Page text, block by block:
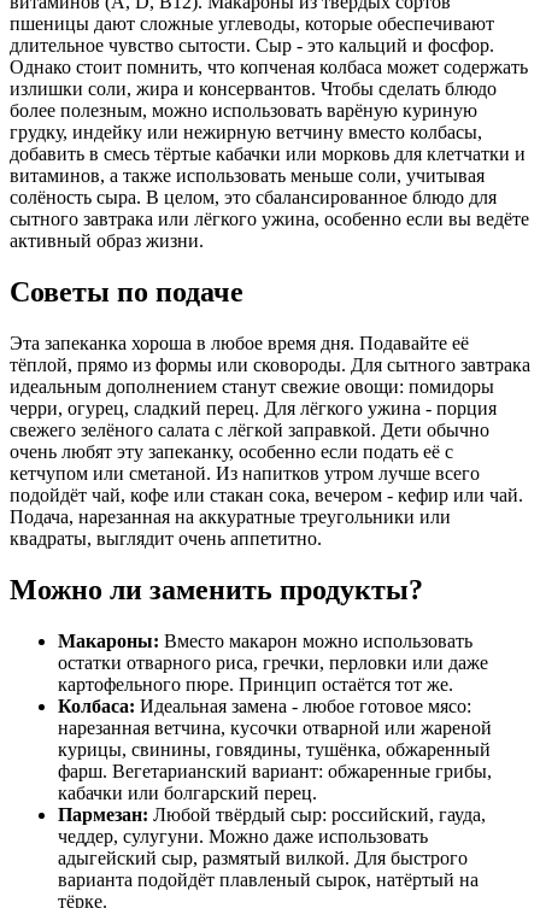
пшеницы дают сложные углеводы, которые обеспечивают
длительное чувство сытости. Сыр - это кальций и фосфор.
Однако стоит помнить, что копченая колбаса может содержать
излишки соли, жира и консервантов. Чтобы сделать блюдо
более полезным, можно использовать варёную куриную
грудку, индейку или нежирную ветчину вместо колбасы,
добавить в смесь тёртые кабачки или морковь для клетчатки и
витаминов, а также использовать меньше соли, учитывая
солёность сыра. В целом, это сбалансированное блюдо для
сытного завтрака или лёгкого ужина, особенно если вы ведёте
активный образ жизни.
Советы по подаче
Эта запеканка хороша в любое время дня. Подавайте её
тёплой, прямо из формы или сковороды. Для сытного завтрака
идеальным дополнением станут свежие овощи: помидоры
черри, огурец, сладкий перец. Для лёгкого ужина - порция
свежего зелёного салата с лёгкой заправкой. Дети обычно
очень любят эту запеканку, особенно если подать её с
кетчупом или сметаной. Из напитков утром лучше всего
подойдёт чай, кофе или стакан сока, вечером - кефир или чай.
Подача, нарезанная на аккуратные треугольники или
квадраты, выглядит очень аппетитно.
Можно ли заменить продукты?
Макароны: Вместо макарон можно использовать
остатки отварного риса, гречки, перловки или даже
картофельного пюре. Принцип остаётся тот же.
Колбаса: Идеальная замена - любое готовое мясо:
нарезанная ветчина, кусочки отварной или жареной
курицы, свинины, говядины, тушёнка, обжаренный
фарш. Вегетарианский вариант: обжаренные грибы,
кабачки или болгарский перец.
Пармезан: Любой твёрдый сыр: российский, гауда,
чеддер, сулугуни. Можно даже использовать
адыгейский сыр, размятый вилкой. Для быстрого
варианта подойдёт плавленый сырок, натёртый на
тёрке.